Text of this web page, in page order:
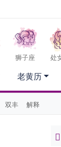
狮子座 处
双丰 解释
老黄历